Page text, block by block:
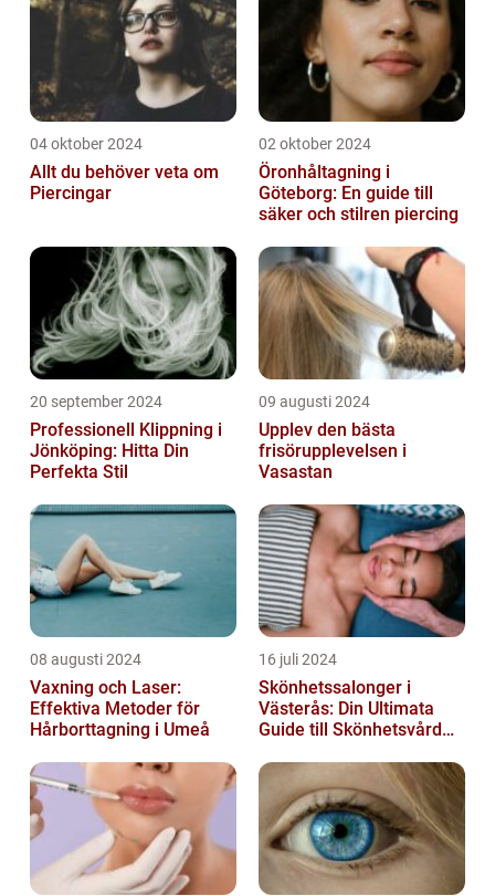
04 oktober 2024
Allt du behöver veta om
Piercingar
02 oktober 2024
Öronhåltagning i
Göteborg: En guide till
säker och stilren piercing
20 september 2024
Professionell Klippning i
Jönköping: Hitta Din
Perfekta Stil
09 augusti 2024
Upplev den bästa
frisörupplevelsen i
Vasastan
08 augusti 2024
Vaxning och Laser:
Effektiva Metoder för
Hårborttagning i Umeå
16 juli 2024
Skönhetssalonger i
Västerås: Din Ultimata
Guide till Skönhetsvård